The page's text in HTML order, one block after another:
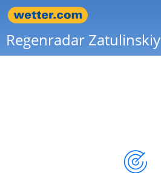
Regenradar Zatulinskiy